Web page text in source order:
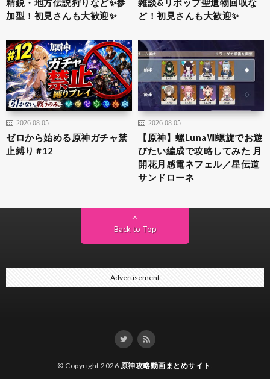
精鋭・地方伝説狩りなど✨参
加型！初見さんも大歓迎✨
雑談&リポップ聖遺物回収な
ど！初見さんも大歓迎✨
2026.08.05
ゼロから始める原神ガチャ禁
止縛り #12
2026.08.05
【原神】螺LunaⅧ螺旋でお遊
びたい編成で攻略してみた 月
開花月感電ネフェル／星伝道
サンドローネ
Back to Top
Advertisement
© Copyright 2026 原神攻略動画まとめサイト .